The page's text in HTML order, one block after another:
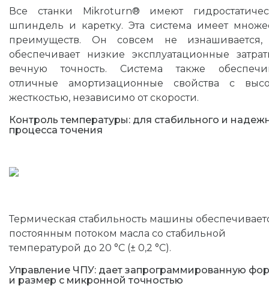
Все станки Mikroturn® имеют
шпиндель и каретку. Эта система имеет
преимуществ. Он совсем не изнашивается,
обеспечивает низкие эксплуатационные
вечную точность. Система также
отличные амортизационные свойства с
жесткостью, независимо от скорости.
Контроль температуры: для стабильного и
процесса точения
Термическая стабильность машины
постоянным потоком масла со стабильной
температурой до 20 °C (± 0,2 °C).
Управление ЧПУ: дает запрограммированную
и размер с микронной точностью